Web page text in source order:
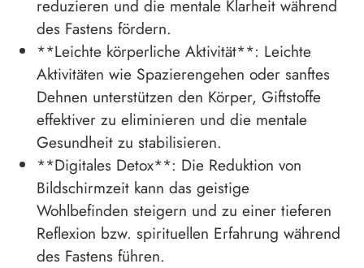
reduzieren und die mentale Klarheit während
des Fastens fördern.
**Leichte körperliche Aktivität**: Leichte
Aktivitäten wie Spazierengehen oder sanftes
Dehnen unterstützen den Körper, Giftstoffe
effektiver zu eliminieren und die mentale
Gesundheit zu stabilisieren.
**Digitales Detox**: Die Reduktion von
Bildschirmzeit kann das geistige
Wohlbefinden steigern und zu einer tieferen
Reflexion bzw. spirituellen Erfahrung während
des Fastens führen.